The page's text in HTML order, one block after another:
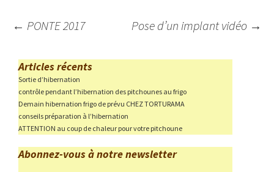
Navigation
articles
← PONTE 2017 Pose d’un implant vidéo →
Articles récents
Sortie d’hibernation
contrôle pendant l’hibernation des pitchounes au frigo
Demain hibernation frigo de prévu CHEZ TORTURAMA
conseils préparation à l’hibernation
ATTENTION au coup de chaleur pour votre pitchoune
Abonnez-vous à notre newsletter